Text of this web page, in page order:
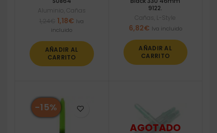
Aluminio Cañas
El
precio
era:
1,24€.
1,18€ El
es:
1,18€.
Iva
incluido
AÑADIR AL
CARRITO
9122.
Cañas L-Style
6,82€ Iva incluido
AÑADIR AL
CARRITO
-15%